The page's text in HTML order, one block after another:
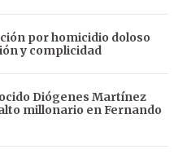
por homicidio doloso
y complicidad
Diógenes Martínez
millonario en Fernando